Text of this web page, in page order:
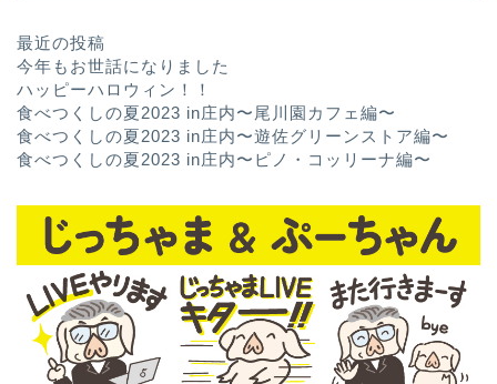
最近の投稿
今年もお世話になりました
ハッピーハロウィン！！
食べつくしの夏2023 in庄内〜尾川園カフェ編〜
食べつくしの夏2023 in庄内〜遊佐グリーンストア編〜
食べつくしの夏2023 in庄内〜ピノ・コッリーナ編〜
ホーム
お問い合わせ